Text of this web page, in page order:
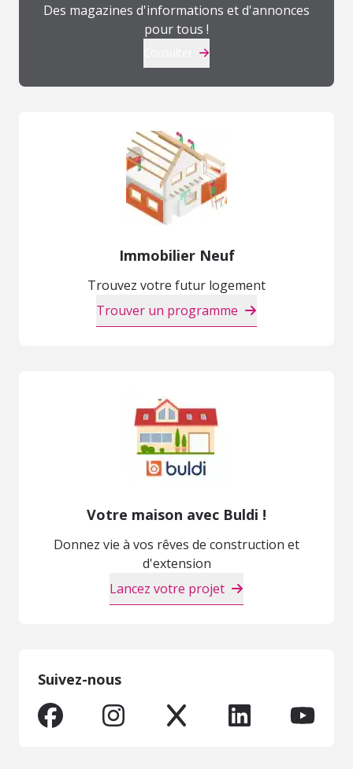
Des magazines d'informations et d'annonces
pour tous !
Immobilier Neuf
Trouvez votre futur logement
Trouver un programme
Votre maison avec Buldi !
Donnez vie à vos rêves de construction et
d'extension
Lancez votre projet
Suivez-nous